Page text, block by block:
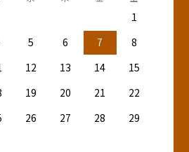
1
5 6 7
8
12 13 14
15
19 20 21
22
26 27 28
29